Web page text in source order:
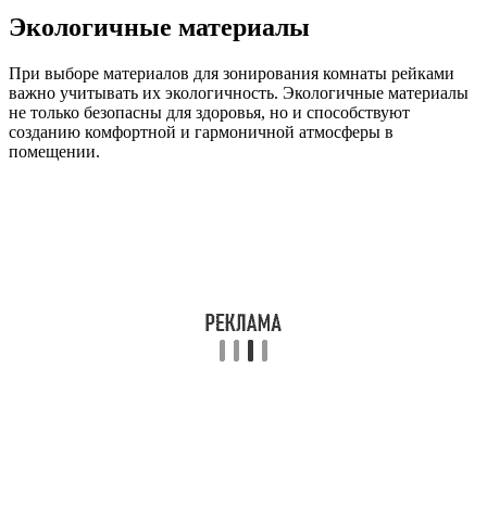
Экологичные материалы
При выборе материалов для зонирования комнаты рейками
важно учитывать их экологичность. Экологичные материалы
не только безопасны для здоровья, но и способствуют
созданию комфортной и гармоничной атмосферы в
помещении.